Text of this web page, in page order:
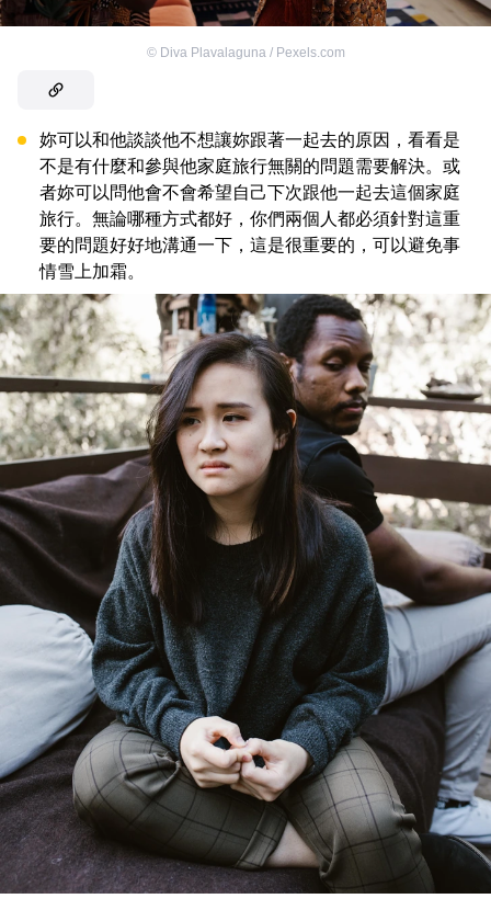
© Diva Plavalaguna / Pexels.com
妳可以和他談談他不想讓妳跟著一起去的原因，看看是
不是有什麼和參與他家庭旅行無關的問題需要解決。或
者妳可以問他會不會希望自己下次跟他一起去這個家庭
旅行。無論哪種方式都好，你們兩個人都必須針對這重
要的問題好好地溝通一下，這是很重要的，可以避免事
情雪上加霜。